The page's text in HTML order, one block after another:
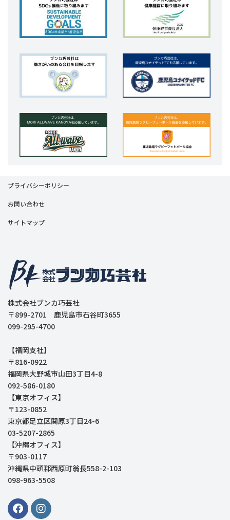
プライバシーポリシー
お問い合わせ
サイトマップ
株式会社ブンカ巧芸社
〒899-2701 鹿児島市石谷町3655
099-295-4700
【福岡支社】
〒816-0922
福岡県大野城市山田3丁目4-8
092-586-0180
【東京オフィス】
〒123-0852
東京都足立区関原3丁目24-6
03-5207-2865
【沖縄オフィス】
〒903-0117
沖縄県中頭郡西原町翁長558-2-103
098-963-5508